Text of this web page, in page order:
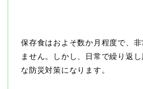
保存食はおよそ数か月程度で、
ません。しかし、日常で繰り返
な防災対策になります。